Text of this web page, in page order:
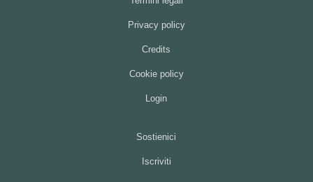
Privacy policy
Credits
Cookie policy
Login
Sostienici
Iscriviti